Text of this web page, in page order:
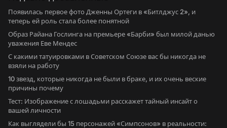
Появилась первое фото Дженны Ортеги в «Битлджус 2», и
теперь ей роль стала более понятной
Образ Райана Гослинга на премьере «Барби» был милой данью
уважения Еве Мендес
С какими татуировками в Советском Союзе вас бы никогда не
взяли на работу
10 звезд, которые никогда не были в браке, и их очень веские
причины почему
Тест: Изображение с лошадьми расскажет тайный инсайт о
вашей личности
Как выглядели бы 15 персонажей «Симпсонов» в реальности: